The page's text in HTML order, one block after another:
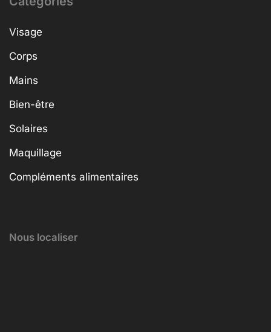
Visage
Corps
Mains
Bien-être
Solaires
Maquillage
Compléments alimentaires
Nous localiser